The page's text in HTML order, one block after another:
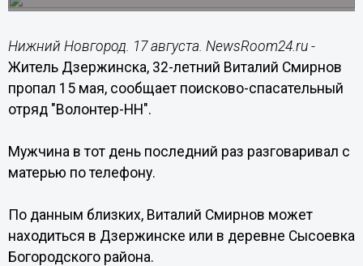
Нижний Новгород. 17 августа. NewsRoom24.ru -
Житель Дзержинска, 32-летний Виталий Смирнов
пропал 15 мая, сообщает поисково-спасательный
отряд "Волонтер-НН".
Мужчина в тот день последний раз разговаривал с
матерью по телефону.
По данным близких, Виталий Смирнов может
находиться в Дзержинске или в деревне Сысоевка
Богородского района.